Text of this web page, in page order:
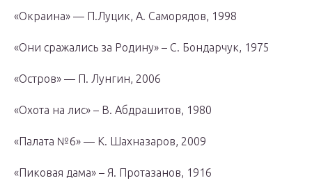
«Окраина» — П.Луцик, А. Саморядов, 1998
«Они сражались за Родину» – С. Бондарчук, 1975
«Остров» — П. Лунгин, 2006
«Охота на лис» – В. Абдрашитов, 1980
«Палата №6» — К. Шахназаров, 2009
«Пиковая дама» – Я. Протазанов, 1916